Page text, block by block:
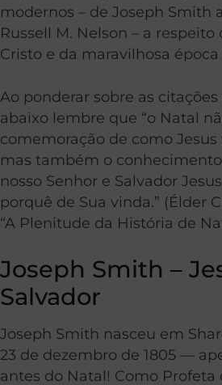
modernos – de Joseph Smith
Russell M. Nelson – a respeito
Cristo e da maravilhosa
Ao ponderar sobre as
abaixo lembre que “o Natal
comemoração de como
mas também o
nosso Senhor e Salvador
porquê de Sua vinda.” (Élder
“A Plenitude da História de
Joseph Smith –
Salvador
Joseph Smith nasceu em
23 de dezembro de 1805 —
antes do Natal! Como Profeta